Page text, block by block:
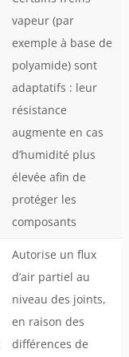
vapeur (par
exemple à base de
polyamide) sont
adaptatifs : leur
résistance
augmente en cas
d’humidité plus
élevée afin de
protéger les
composants
Autorise un flux
d’air partiel au
niveau des joints,
en raison des
différences de